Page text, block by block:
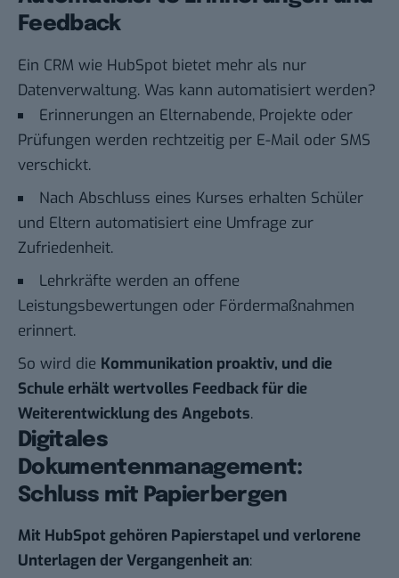
Feedback
Ein CRM wie HubSpot bietet mehr als nur
Datenverwaltung. Was kann automatisiert werden?
Erinnerungen an Elternabende, Projekte oder
Prüfungen werden rechtzeitig per E-Mail oder SMS
verschickt.
Nach Abschluss eines Kurses erhalten Schüler
und Eltern automatisiert eine Umfrage zur
Zufriedenheit.
Lehrkräfte werden an offene
Leistungsbewertungen oder Fördermaßnahmen
erinnert.
So wird die Kommunikation proaktiv, und die
Schule erhält wertvolles Feedback für die
Weiterentwicklung des Angebots.
Digitales
Dokumentenmanagement:
Schluss mit Papierbergen
Mit HubSpot gehören Papierstapel und verlorene
Unterlagen der Vergangenheit an: